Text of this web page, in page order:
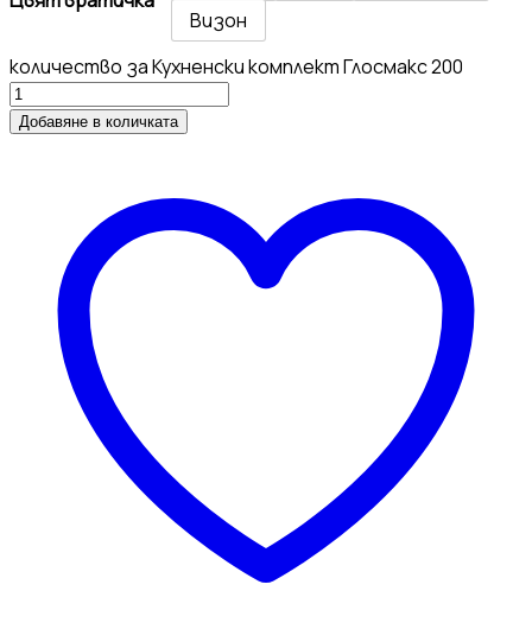
Визон
количество за Кухненски комплект Глосмакс 200
Добавяне в количката